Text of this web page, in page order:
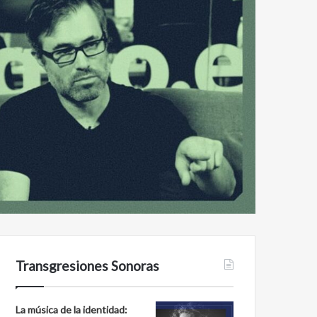
Transgresiones Sonoras
La música de la identidad: